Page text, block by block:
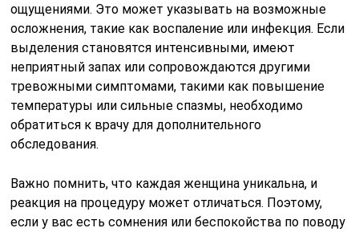
ощущениями. Это может указывать на возможные
осложнения, такие как воспаление или инфекция. Если
выделения становятся интенсивными, имеют
неприятный запах или сопровождаются другими
тревожными симптомами, такими как повышение
температуры или сильные спазмы, необходимо
обратиться к врачу для дополнительного
обследования.
Важно помнить, что каждая женщина уникальна, и
реакция на процедуру может отличаться. Поэтому,
если у вас есть сомнения или беспокойства по поводу